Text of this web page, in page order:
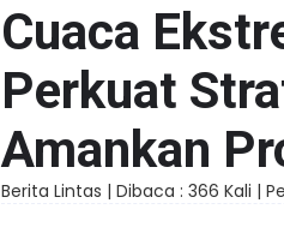
Cuaca
Perkuat
Amankan
Berita Lintas | Dibaca : 366 Kali |